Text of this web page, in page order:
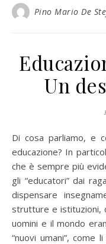
Pino Mario De
Un
Di cosa parliamo, e cosa è in gioco, quando si parla di
educazione? In
che è sempre più
gli “educatori” dai
dispensare
strutture e istituzioni,
uomini e il mondo
“nuovi umani”, come